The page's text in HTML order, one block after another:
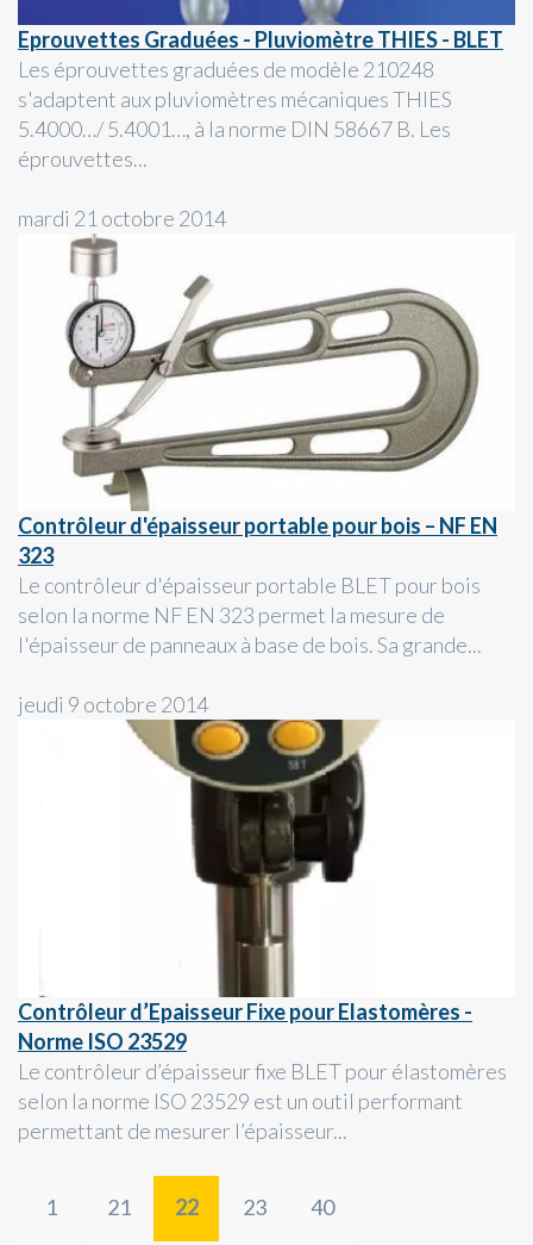
Eprouvettes Graduées - Pluviomètre THIES - BLET
Les éprouvettes graduées de modèle 210248
s'adaptent aux pluviomètres mécaniques THIES
5.4000…/ 5.4001…, à la norme DIN 58667 B. Les
éprouvettes...
mardi 21 octobre 2014
Contrôleur d'épaisseur portable pour bois – NF EN
323
Le contrôleur d'épaisseur portable BLET pour bois
selon la norme NF EN 323 permet la mesure de
l'épaisseur de panneaux à base de bois. Sa grande...
jeudi 9 octobre 2014
Contrôleur d’Epaisseur Fixe pour Elastomères -
Norme ISO 23529
Le contrôleur d’épaisseur fixe BLET pour élastomères
selon la norme ISO 23529 est un outil performant
permettant de mesurer l’épaisseur...
1 21 22 23 40